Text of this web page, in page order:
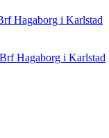
Hagaborg i Karlstad
Hagaborg i Karlstad